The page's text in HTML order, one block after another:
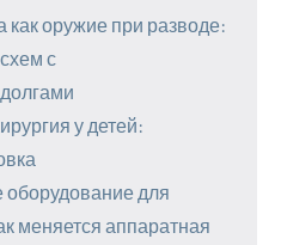
как оружие при разводе:
с
у детей:
для
меняется аппаратная